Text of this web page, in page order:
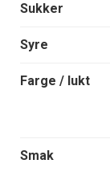
Sukker
Syre
Farge / lukt
Smak